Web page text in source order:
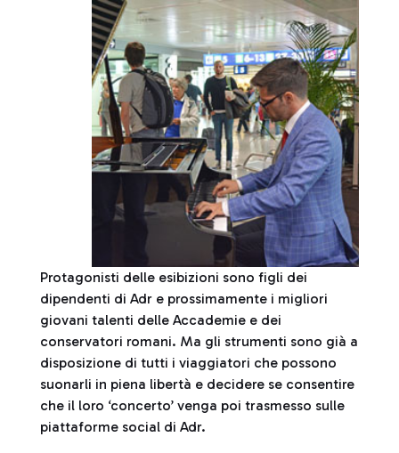
Protagonisti delle esibizioni sono figli dei
dipendenti di Adr e prossimamente i migliori
giovani talenti delle Accademie e dei
conservatori romani. Ma gli strumenti sono già a
disposizione di tutti i viaggiatori che possono
suonarli in piena libertà e decidere se consentire
che il loro ‘concerto’ venga poi trasmesso sulle
piattaforme social di Adr.